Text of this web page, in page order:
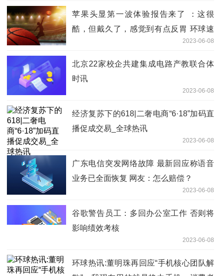
苹果头显第一波体验报告来了 ：这很
酷，但戴久了，感觉到有点反胃 环球速
2023-06-08
北京22家校企共建集成电路产教联合体
时讯
2023-06-08
经济复苏下的618|二奢电商“6·18”加码直
播促成交易_全球热讯
2023-06-08
广东电信突发网络故障 最新回应称语音
业务已全面恢复 网友：怎么赔偿？
2023-06-08
谷歌警告员工：多回办公室工作 否则将
影响绩效考核
2023-06-08
环球热讯:董明珠再回应“手机核心团队解